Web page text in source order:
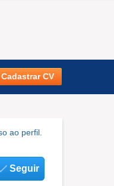
Cadastrar CV
ao perfil.
Seguir